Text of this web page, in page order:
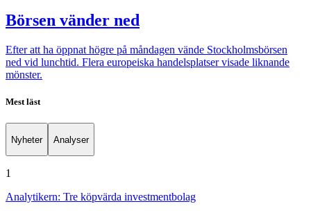
Börsen vänder ned
Efter att ha öppnat högre på måndagen vände Stockholmsbörsen
ned vid lunchtid. Flera europeiska handelsplatser visade liknande
mönster.
Mest läst
Nyheter Analyser
1
Analytikern: Tre köpvärda investmentbolag